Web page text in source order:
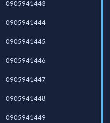
0905941443
0905941444
0905941445
0905941446
0905941447
0905941448
0905941449